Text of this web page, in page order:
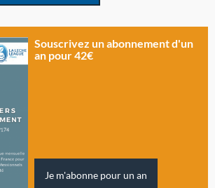
Souscrivez un abonnement d'un
an pour 42€
Je m'abonne pour un an